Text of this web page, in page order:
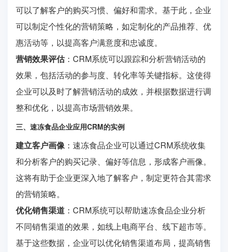
可以了解客户的购买习惯、偏好和需求。基于此，企业
可以制定个性化的营销策略，如定制化的产品推荐、优
惠活动等，以提高客户满意度和忠诚度。
营销效果评估：CRM系统可以跟踪和分析营销活动的
效果，包括活动的参与度、转化率等关键指标。这使得
企业可以及时了解营销活动的成效，并根据数据进行调
整和优化，以提高市场营销效果。
三、速冻食品企业应用CRM的实例
建立客户画像 ：速冻食品企业可以通过CRM系统收集
和分析客户的购买记录、偏好等信息，形成客户画像。
这将有助于企业更深入地了解客户，制定更符合其需求
的营销策略。
优化销售渠道 ：CRM系统可以帮助速冻食品企业分析
不同销售渠道的效果，如线上电商平台、线下超市等。
基于这些数据，企业可以优化销售渠道布局，提高销售